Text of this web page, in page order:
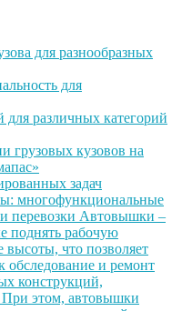
для разнообразных
для
для различных категорий
грузовых кузовов на
задач
многофункциональные
перевозки Автовышки –
поднять рабочую
высоты, что позволяет
обследование и ремонт
конструкций,
При этом, автовышки